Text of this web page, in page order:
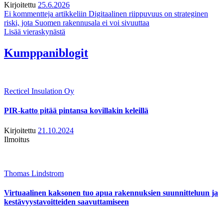
Kirjoitettu 25.6.2026
Ei kommentteja artikkeliin Digitaalinen riippuvuus on strateginen
riski, jota Suomen rakennusala ei voi sivuuttaa
Lisää vieraskynästä
Kumppaniblogit
Recticel Insulation Oy
PIR-katto pitää pintansa kovillakin keleillä
Kirjoitettu 21.10.2024
Ilmoitus
Thomas Lindstrom
Virtuaalinen kaksonen tuo apua rakennuksien suunnitteluun ja
kestävyystavoitteiden saavuttamiseen